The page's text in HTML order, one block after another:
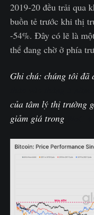
2019-20 đều trải qua
buồn tẻ trước khi thị
-54%. Đây có lẽ là
thể đang chờ ở phía
Ghi chú: chúng tôi đã
của tâm lý thị trường
giảm giá trong